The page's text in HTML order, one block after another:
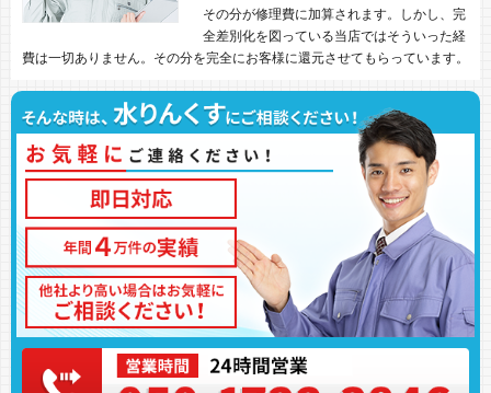
その分が修理費に加算されます。しかし、完
全差別化を図っている当店ではそういった経
費は一切ありません。その分を完全にお客様に還元させてもらっています。